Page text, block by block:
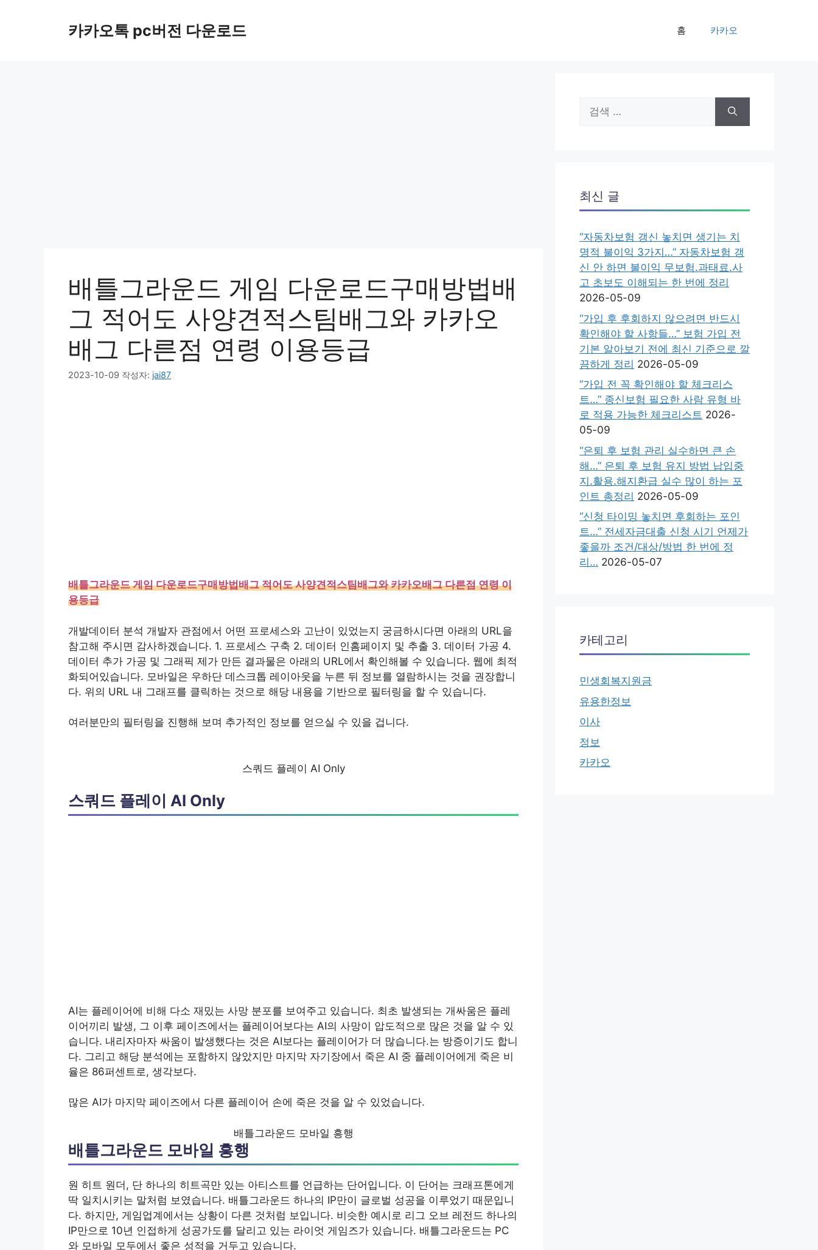
카카오톡 pc버전 다운로드 홈 카카오
배틀그라운드 게임 다운로드구매방법배
그 적어도 사양견적스팀배그와 카카오
배그 다른점 연령 이용등급
2023-10-09 작성자: jai87
배틀그라운드 게임 다운로드구매방법배그 적어도 사양견적스팀배그와 카카오배그 다른점 연령 이
용등급
개발데이터 분석 개발자 관점에서 어떤 프로세스와 고난이 있었는지 궁금하시다면 아래의 URL을
참고해 주시면 감사하겠습니다. 1. 프로세스 구축 2. 데이터 인홈페이지 및 추출 3. 데이터 가공 4.
데이터 추가 가공 및 그래픽 제가 만든 결과물은 아래의 URL에서 확인해볼 수 있습니다. 웹에 최적
화되어있습니다. 모바일은 우하단 데스크톱 레이아웃을 누른 뒤 정보를 열람하시는 것을 권장합니
다. 위의 URL 내 그래프를 클릭하는 것으로 해당 내용을 기반으로 필터링을 할 수 있습니다.
여러분만의 필터링을 진행해 보며 추가적인 정보를 얻으실 수 있을 겁니다.
스쿼드 플레이 AI Only
스쿼드 플레이 AI Only
AI는 플레이어에 비해 다소 재밌는 사망 분포를 보여주고 있습니다. 최초 발생되는 개싸움은 플레
이어끼리 발생, 그 이후 페이즈에서는 플레이어보다는 AI의 사망이 압도적으로 많은 것을 알 수 있
습니다. 내리자마자 싸움이 발생했다는 것은 AI보다는 플레이어가 더 많습니다.는 방증이기도 합니
다. 그리고 해당 분석에는 포함하지 않았지만 마지막 자기장에서 죽은 AI 중 플레이어에게 죽은 비
율은 86퍼센트로, 생각보다.
많은 AI가 마지막 페이즈에서 다른 플레이어 손에 죽은 것을 알 수 있었습니다.
배틀그라운드 모바일 흥행
배틀그라운드 모바일 흥행
원 히트 원더, 단 하나의 히트곡만 있는 아티스트를 언급하는 단어입니다. 이 단어는 크래프톤에게
딱 일치시키는 말처럼 보였습니다. 배틀그라운드 하나의 IP만이 글로벌 성공을 이루었기 때문입니
다. 하지만, 게임업계에서는 상황이 다른 것처럼 보입니다. 비슷한 예시로 리그 오브 레전드 하나의
IP만으로 10년 인접하게 성공가도를 달리고 있는 라이엇 게임즈가 있습니다. 배틀그라운드는 PC
와 모바일 모두에서 좋은 성적을 거두고 있습니다.
색:
최신 글
“자동차보험 갱신 놓치면 생기는 치
명적 불이익 3가지…” 자동차보험 갱
신 안 하면 불이익 무보험.과태료.사
고 초보도 이해되는 한 번에 정리
2026-05-09
“가입 후 후회하지 않으려면 반드시
확인해야 할 사항들…” 보험 가입 전
기본 알아보기 전에 최신 기준으로 깔
끔하게 정리 2026-05-09
“가입 전 꼭 확인해야 할 체크리스
트…” 종신보험 필요한 사람 유형 바
로 적용 가능한 체크리스트 2026-
05-09
“은퇴 후 보험 관리 실수하면 큰 손
해…” 은퇴 후 보험 유지 방법 납입중
지.활용.해지환급 실수 많이 하는 포
인트 총정리 2026-05-09
“신청 타이밍 놓치면 후회하는 포인
트…” 전세자금대출 신청 시기 언제가
좋을까 조건/대상/방법 한 번에 정
리… 2026-05-07
카테고리
민생회복지원금
유용한정보
이사
정보
카카오